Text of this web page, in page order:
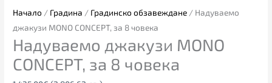
Начало / Градина / Градинско обзавеждане / Надуваемо
джакузи MONO CONCEPT, за 8 човека
Надуваемо джакузи MONO
CONCEPT, за 8 човека